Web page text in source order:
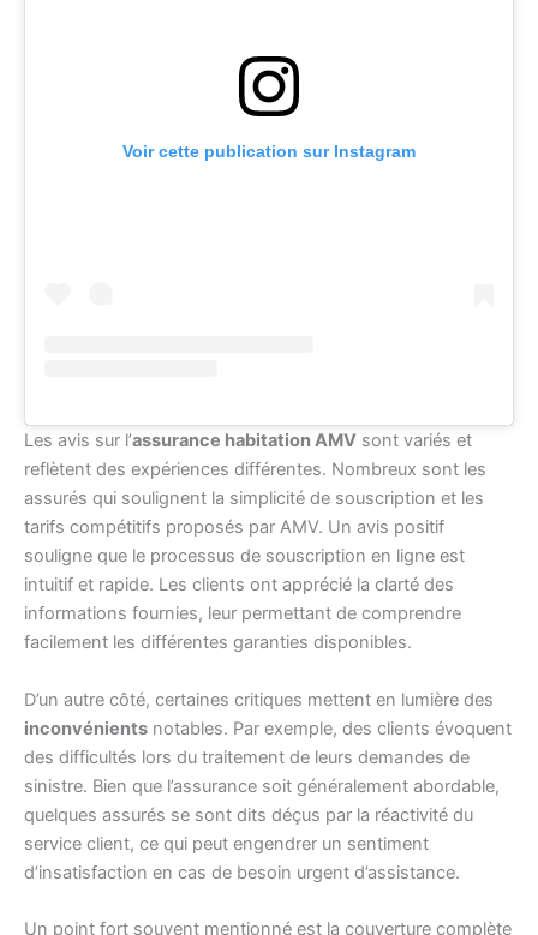
Voir cette publication sur Instagram
Les avis sur l’assurance habitation AMV sont variés et
reflètent des expériences différentes. Nombreux sont les
assurés qui soulignent la simplicité de souscription et les
tarifs compétitifs proposés par AMV. Un avis positif
souligne que le processus de souscription en ligne est
intuitif et rapide. Les clients ont apprécié la clarté des
informations fournies, leur permettant de comprendre
facilement les différentes garanties disponibles.
D’un autre côté, certaines critiques mettent en lumière des
inconvénients notables. Par exemple, des clients évoquent
des difficultés lors du traitement de leurs demandes de
sinistre. Bien que l’assurance soit généralement abordable,
quelques assurés se sont dits déçus par la réactivité du
service client, ce qui peut engendrer un sentiment
d’insatisfaction en cas de besoin urgent d’assistance.
Un point fort souvent mentionné est la couverture complète